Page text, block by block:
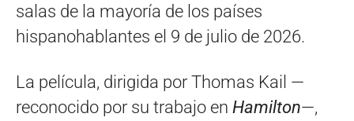
salas de la mayoría de los países
hispanohablantes el 9 de julio de 2026.
La película, dirigida por Thomas Kail —
reconocido por su trabajo en Hamilton—,